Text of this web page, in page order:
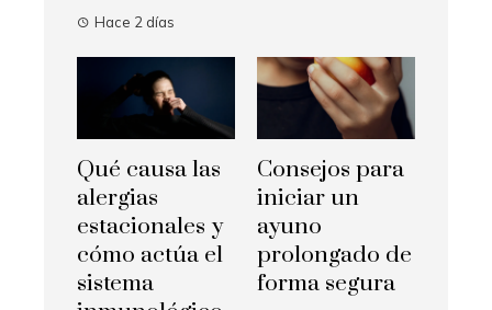
Hace 2 días
Qué causa las
alergias
estacionales y
cómo actúa el
sistema
Consejos para
iniciar un
ayuno
prolongado de
forma segura